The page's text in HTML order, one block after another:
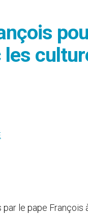
les
le pape François